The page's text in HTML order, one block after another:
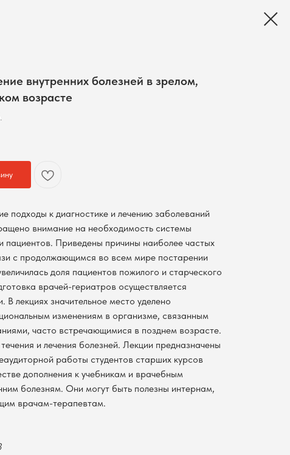
внутренних болезней в зрелом,
возрасте
подходы к диагностике и лечению заболеваний
внимание на необходимость системы
пациентов. Приведены причины наиболее частых
с продолжающимся во всем мире постарении
доля пациентов пожилого и старческого
врачей-гериатров осуществляется
лекциях значительное место уделено
изменениям в организме, связанным
часто встречающимися в позднем возрасте.
и лечения болезней. Лекции предназначены
работы студентов старших курсов
дополнения к учебникам и врачебным
болезням. Они могут быть полезны интернам,
врачам-терапевтам.